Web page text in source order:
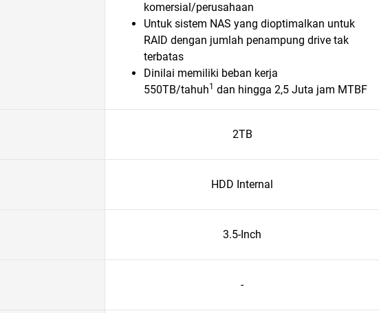
komersial/perusahaan
Untuk sistem NAS yang dioptimalkan untuk
RAID dengan jumlah penampung drive tak
terbatas
Dinilai memiliki beban kerja
550TB/tahuh1 dan hingga 2,5 Juta jam MTBF
2TB
HDD Internal
3.5-Inch
-